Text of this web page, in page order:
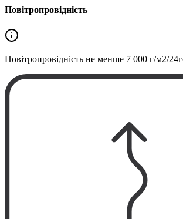
Повітропровідність
Повітропровідність не менше 7 000 г/м2/